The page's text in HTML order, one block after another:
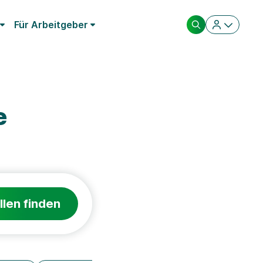
Für Arbeitgeber
finden